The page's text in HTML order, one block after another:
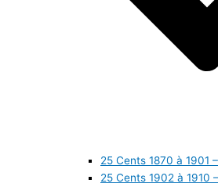
25 Cents 1870 à 1901
25 Cents 1902 à 1910